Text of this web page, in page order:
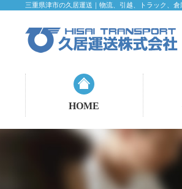
三重県津市の久居運送｜物流、引越、トラック、
HOME